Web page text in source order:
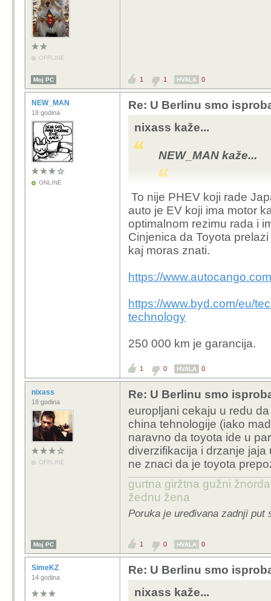
OFFLINE
Moj PC 1 1 HVALA 0
NEW_MAN
18 godina
ONLINE
Re: U Berlinu smo
nixass kaže...
NEW_MAN kaže...
EU je nabila
Kinezi imaju
hibridima.
svijeta
To nije PHEV koji rade
auto je EV koji ima motor
optimalnom rezimu rada i
Cinjenica da Toyota
kaj moras znati.
https://
https://www.byd.com/eu/
technology
250 000 km je garancija.
1 0 HVALA 0
nixass
18 godina
OFFLINE
Re: U Berlinu smo
europljani cekaju u redu
china tehnologije (iako
naravno da toyota ide u
diverzifikacija i drzanje
ne znaci da je toyota
gurtna giržtna gužni
žednu žena
Poruka je uređivana zadnji put
Moj PC 1 0 HVALA 0
SimeKZ
14 godina
Re: U Berlinu smo
nixass kaže...